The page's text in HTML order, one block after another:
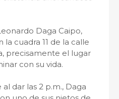
Daga Caipo,
la cuadra 11 de la calle
precisamente el lugar
con su vida.
dar las 2 p.m., Daga